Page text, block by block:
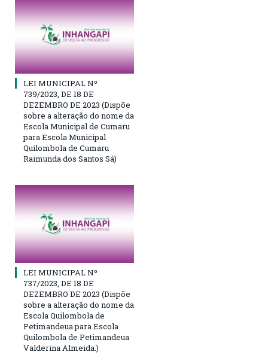
LEI MUNICIPAL Nº
739/2023, DE 18 DE
DEZEMBRO DE 2023 (Dispõe
sobre a alteração do nome da
Escola Municipal de Cumaru
para Escola Municipal
Quilombola de Cumaru
Raimunda dos Santos Sá)
LEI MUNICIPAL Nº
737/2023, DE 18 DE
DEZEMBRO DE 2023 (Dispõe
sobre a alteração do nome da
Escola Quilombola de
Petimandeua para Escola
Quilombola de Petimandeua
Valderina Almeida.)